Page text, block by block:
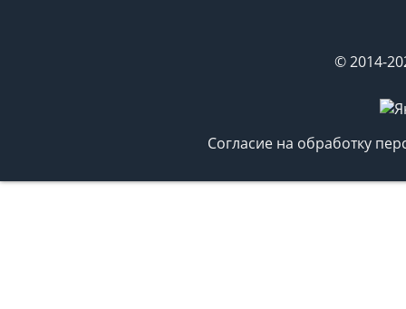
© 2014-
Согласие на обработку